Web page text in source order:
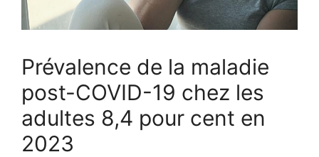
Prévalence de la maladie
post-COVID-19 chez les
adultes 8,4 pour cent en
2023